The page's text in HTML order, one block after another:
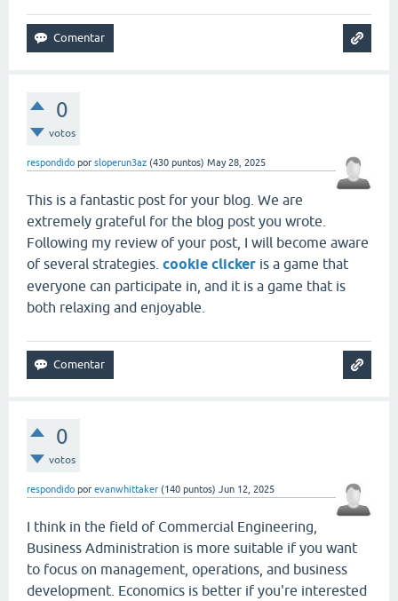
0
votos
respondido por sloperun3az (430 puntos) May 28, 2025
This is a fantastic post for your blog. We are
extremely grateful for the blog post you wrote.
Following my review of your post, I will become aware
of several strategies. cookie clicker is a game that
everyone can participate in, and it is a game that is
both relaxing and enjoyable.
0
votos
respondido por evanwhittaker (140 puntos) Jun 12, 2025
I think in the field of Commercial Engineering,
Business Administration is more suitable if you want
to focus on management, operations, and business
development. Economics is better if you're interested